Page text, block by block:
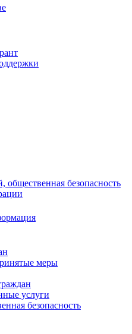
безопасность
меры
услуги
безопасность